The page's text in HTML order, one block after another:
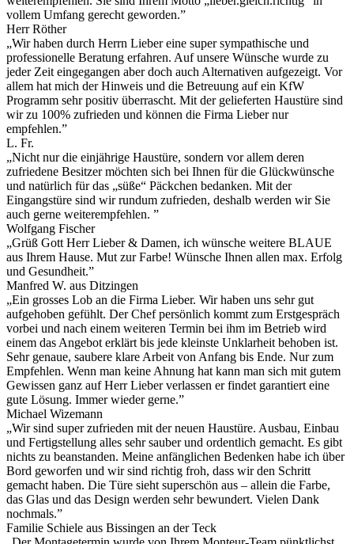
vollem Umfang gerecht geworden.”
Herr Röther
„Wir haben durch Herrn Lieber eine super sympathische und
professionelle Beratung erfahren. Auf unsere Wünsche wurde zu
jeder Zeit eingegangen aber doch auch Alternativen aufgezeigt. Vor
allem hat mich der Hinweis und die Betreuung auf ein KfW
Programm sehr positiv überrascht. Mit der gelieferten Haustüre sind
wir zu 100% zufrieden und können die Firma Lieber nur
empfehlen.”
L. Fr.
„Nicht nur die einjährige Haustüre, sondern vor allem deren
zufriedene Besitzer möchten sich bei Ihnen für die Glückwünsche
und natürlich für das „süße“ Päckchen bedanken. Mit der
Eingangstüre sind wir rundum zufrieden, deshalb werden wir Sie
auch gerne weiterempfehlen. ”
Wolfgang Fischer
„Grüß Gott Herr Lieber & Damen, ich wünsche weitere BLAUE
aus Ihrem Hause. Mut zur Farbe! Wünsche Ihnen allen max. Erfolg
und Gesundheit.”
Manfred W. aus Ditzingen
„Ein grosses Lob an die Firma Lieber. Wir haben uns sehr gut
aufgehoben gefühlt. Der Chef persönlich kommt zum Erstgespräch
vorbei und nach einem weiteren Termin bei ihm im Betrieb wird
einem das Angebot erklärt bis jede kleinste Unklarheit behoben ist.
Sehr genaue, saubere klare Arbeit von Anfang bis Ende. Nur zum
Empfehlen. Wenn man keine Ahnung hat kann man sich mit gutem
Gewissen ganz auf Herr Lieber verlassen er findet garantiert eine
gute Lösung. Immer wieder gerne.”
Michael Wizemann
„Wir sind super zufrieden mit der neuen Haustüre. Ausbau, Einbau
und Fertigstellung alles sehr sauber und ordentlich gemacht. Es gibt
nichts zu beanstanden. Meine anfänglichen Bedenken habe ich über
Bord geworfen und wir sind richtig froh, dass wir den Schritt
gemacht haben. Die Türe sieht superschön aus – allein die Farbe,
das Glas und das Design werden sehr bewundert. Vielen Dank
nochmals.”
Familie Schiele aus Bissingen an der Teck